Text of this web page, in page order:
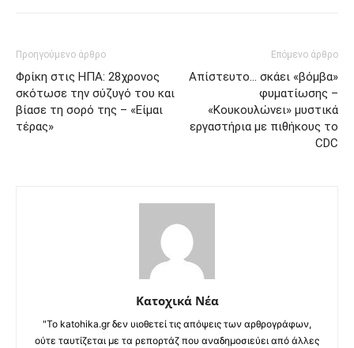
Προηγούμενο άρθρο
Φρίκη στις ΗΠΑ: 28χρονος
σκότωσε την σύζυγό του και
βίασε τη σορό της – «Είμαι
τέρας»
Επόμενο άρθρο
Απίστευτο… σκάει «βόμβα»
φυματίωσης –
«Κουκουλώνει» μυστικά
εργαστήρια με πιθήκους το
CDC
Κατοχικά Νέα
"Το katohika.gr δεν υιοθετεί τις απόψεις των αρθρογράφων,
ούτε ταυτίζεται με τα ρεπορτάζ που αναδημοσιεύει από άλλες